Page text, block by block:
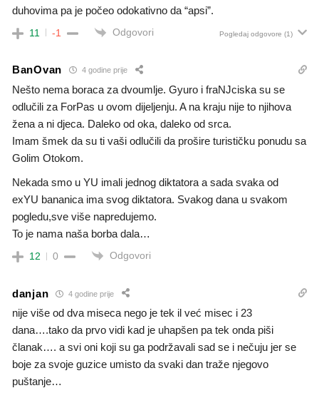
duhovima pa je počeo odokativno da “apsi”.
11 -1 Odgovori Pogledaj odgovore (1)
BanOvan 4 godine prije
Nešto nema boraca za dvoumlje. Gyuro i fraNJciska su se
odlučili za ForPas u ovom dijeljenju. A na kraju nije to njihova
žena a ni djeca. Daleko od oka, daleko od srca.
Imam šmek da su ti vaši odlučili da prošire turističku ponudu sa
Golim Otokom.
Nekada smo u YU imali jednog diktatora a sada svaka od
exYU bananica ima svog diktatora. Svakog dana u svakom
pogledu,sve više napredujemo.
To je nama naša borba dala…
12 0 Odgovori
danjan 4 godine prije
nije više od dva miseca nego je tek il već misec i 23
dana….tako da prvo vidi kad je uhapšen pa tek onda piši
članak…. a svi oni koji su ga podržavali sad se i nečuju jer se
boje za svoje guzice umisto da svaki dan traže njegovo
puštanje…